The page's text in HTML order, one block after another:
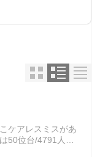
ケアレスミスがあ
50位台/4791人。4